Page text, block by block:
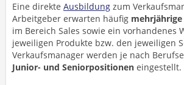
Eine direkte Ausbildung zum
Arbeitgeber erwarten häufig
im Bereich Sales sowie ein vorhandenes
jeweiligen Produkte bzw. den jeweiligen
Verkaufsmanager werden je nach
Junior- und Seniorpositionen eingestellt.